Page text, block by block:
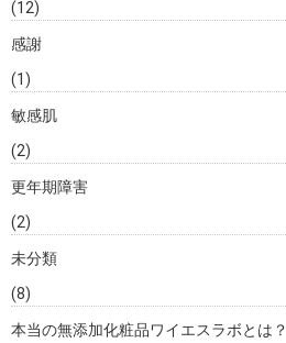
(12)
感謝
(1)
敏感肌
(2)
更年期障害
(2)
未分類
(8)
本当の無添加化粧品ワイエスラボとは？